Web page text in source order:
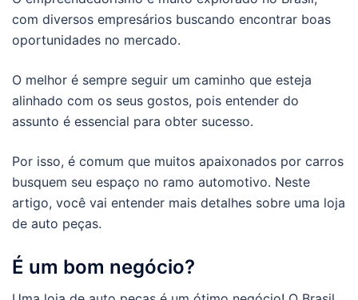
com diversos empresários buscando encontrar boas
oportunidades no mercado.
O melhor é sempre seguir um caminho que esteja
alinhado com os seus gostos, pois entender do
assunto é essencial para obter sucesso.
Por isso, é comum que muitos apaixonados por carros
busquem seu espaço no ramo automotivo. Neste
artigo, você vai entender mais detalhes sobre uma loja
de auto peças.
É um bom negócio?